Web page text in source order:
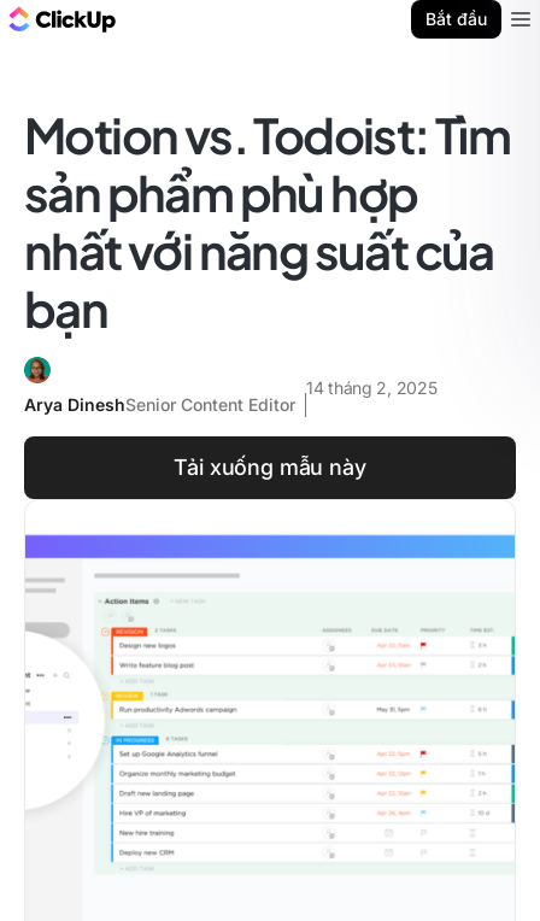
Bắt đầu
Motion vs. Todoist: Tìm
sản phẩm phù hợp
nhất với năng suất của
bạn
Arya DineshSenior Content Editor
14 tháng 2, 2025
Tải xuống mẫu này